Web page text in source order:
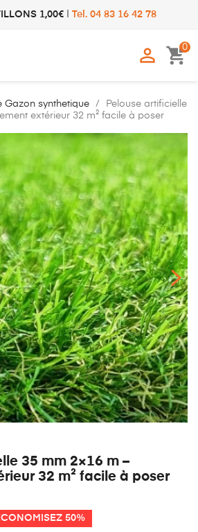
1,00€| Tel. 04 83 16 42 78
 shopping_cart
0
Gazon synthetique
Pelouse artificielle
extérieur 32 m² facile à poser
35 mm 2×16 m –
32 m² facile à poser
50%